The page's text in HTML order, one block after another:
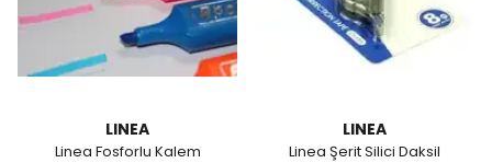
LINEA
Linea Fosforlu Kalem
LINEA
Linea Şerit Silici Daksil